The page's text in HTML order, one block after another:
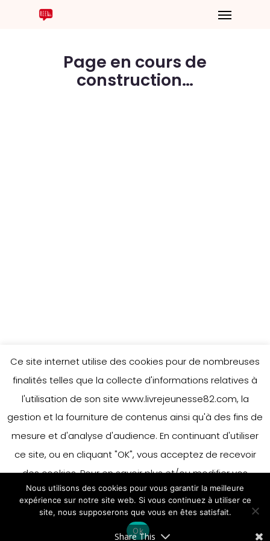
Page en cours de
construction…
Ce site internet utilise des cookies pour de nombreuses
finalités telles que la collecte d'informations relatives à
l'utilisation de son site www.livrejeunesse82.com, la
gestion et la fourniture de contenus ainsi qu'à des fins de
mesure et d'analyse d'audience. En continuant d'utiliser
ce site, ou en cliquant "OK", vous acceptez de recevoir
des cookies. Pour en savoir plus et/ou modifier vos
préférences en matière de cookies, merci de vous référer
à notre politique sur les cookies.
Accepter
En savoir plus
Share This
Nous utilisons des cookies pour vous garantir la meilleure
expérience sur notre site web. Si vous continuez à utiliser ce
site, nous supposerons que vous en êtes satisfait.
Ok